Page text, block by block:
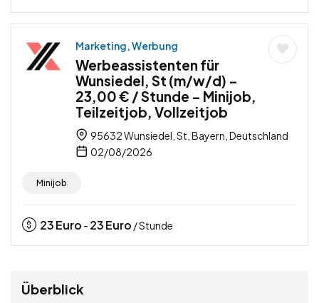
Marketing, Werbung
Werbeassistenten für
Wunsiedel, St (m/w/d) –
23,00 € / Stunde – Minijob,
Teilzeitjob, Vollzeitjob
95632 Wunsiedel, St, Bayern, Deutschland
02/08/2026
Minijob
23Euro - 23Euro / Stunde
Überblick